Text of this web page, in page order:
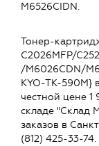
M6526CIDN.
Тонер-
C2026MFP/
/M6026CDN/
KYO-TK-590M}
честной цене
складе "Склад
заказов в
(812) 425-33-74.